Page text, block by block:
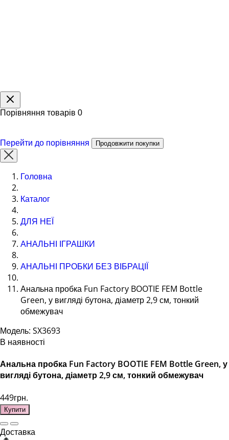
Порівняння товарів 0
Перейти до порівняння Продовжити покупки
Головна
Каталог
ДЛЯ НЕЇ
АНАЛЬНІ ІГРАШКИ
АНАЛЬНІ ПРОБКИ БЕЗ ВІБРАЦІЇ
Анальна пробка Fun Factory BOOTIE FEM Bottle
Green, у вигляді бутона, діаметр 2,9 см, тонкий
обмежувач
Модель: SX3693
В наявності
Анальна пробка Fun Factory BOOTIE FEM Bottle Green, у
вигляді бутона, діаметр 2,9 см, тонкий обмежувач
449грн.
Купити
Доставка